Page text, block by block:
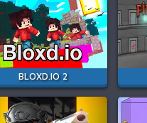
BLOXD.IO 2